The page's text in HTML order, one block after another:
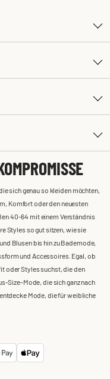
sich genau so kleiden möchten,
Komfort oder den neuesten
40-64 mit einem Verständnis
Styles so gut sitzen, wie sie
Blusen bis hin zu Bademode,
und Accessoires. Egal, ob
oder Styles suchst, die den
Size-Mode, die sich ganz nach
Mode, die für weibliche